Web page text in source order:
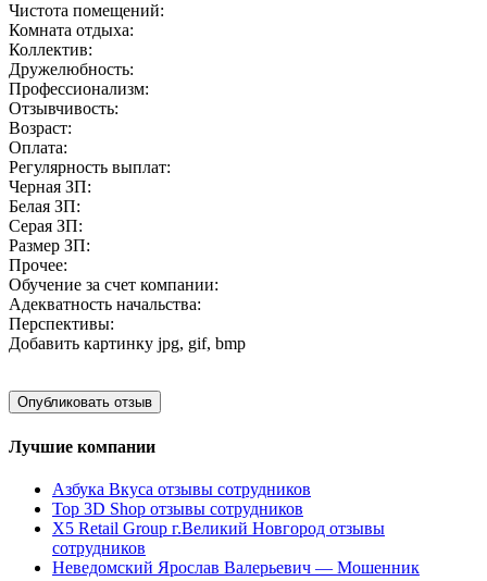
Чистота помещений:
Комната отдыха:
Коллектив:
Дружелюбность:
Профессионализм:
Отзывчивость:
Возраст:
Оплата:
Регулярность выплат:
Черная ЗП:
Белая ЗП:
Серая ЗП:
Размер ЗП:
Прочее:
Обучение за счет компании:
Адекватность начальства:
Перспективы:
Добавить картинку jpg, gif, bmp
Лучшие компании
Азбука Вкуса отзывы сотрудников
Top 3D Shop отзывы сотрудников
X5 Retail Group г.Великий Новгород отзывы
сотрудников
Неведомский Ярослав Валерьевич — Мошенник